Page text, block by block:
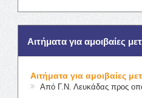
Αιτήματα για αμοιβαίες
Αιτήματα για αμοιβαίες
Από Γ.Ν. Λευκάδας προς